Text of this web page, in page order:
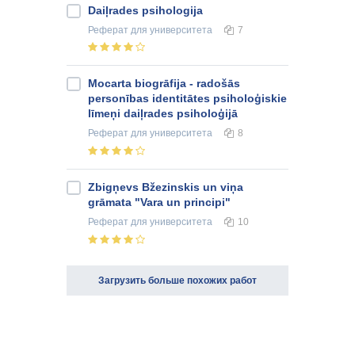
Daiļrades psihologija
Реферат для университета 7
Mocarta biogrāfija - radošās
personības identitātes psiholoģiskie
līmeņi daiļrades psiholoģijā
Реферат для университета 8
Zbigņevs Bžezinskis un viņa
grāmata "Vara un principi"
Реферат для университета 10
Загрузить больше похожих работ